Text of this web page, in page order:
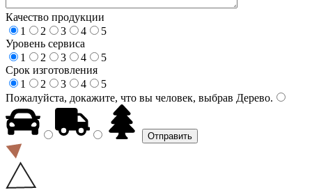
Качество продукции
1
2 3 4
5
Уровень сервиса
1
2 3 4
5
Срок изготовления
1
2 3 4
5
Пожалуйста, докажите, что вы человек, выбрав Дерево.